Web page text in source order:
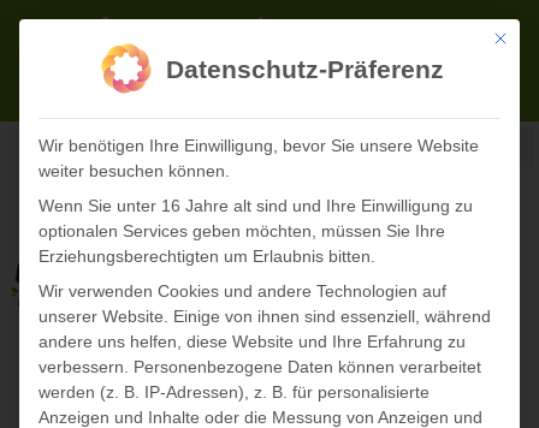
02723 71622-0 info@panopark.de
Mit
Datenschutz-Präferenz
Wir benötigen Ihre Einwilligung, bevor Sie unsere Website
weiter besuchen können.
Wenn Sie unter 16 Jahre alt sind und Ihre Einwilligung zu
optionalen Services geben möchten, müssen Sie Ihre
Erziehungsberechtigten um Erlaubnis bitten.
Wir verwenden Cookies und andere Technologien auf
unserer Website. Einige von ihnen sind essenziell, während
andere uns helfen, diese Website und Ihre Erfahrung zu
verbessern.
Personenbezogene Daten können verarbeitet
werden (z. B. IP-Adressen), z. B. für personalisierte
Anzeigen und Inhalte oder die Messung von Anzeigen und